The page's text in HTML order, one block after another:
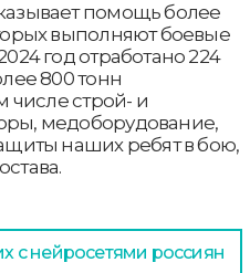
помощь более
выполняют боевые
год отработано 224
800 тонн
числе строй- и
медоборудование,
наших ребят в бою,
нейросетями россиян